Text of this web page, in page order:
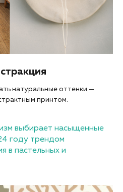
натуральные оттенки —
принтом.
выбирает насыщенные
году трендом
в пастельных и